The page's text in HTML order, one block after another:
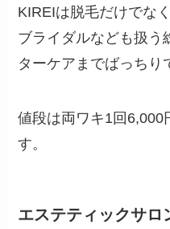
KIREIは脱毛だけでな
ブライダルなども扱う
ターケアまでばっちり
値段は両ワキ1回6,000
す。
エステティックサロ